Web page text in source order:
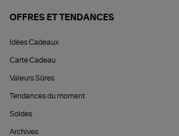
OFFRES ET TENDANCES
Idées Cadeaux
Carte Cadeau
Valeurs Sûres
Tendances du moment
Soldes
Archives